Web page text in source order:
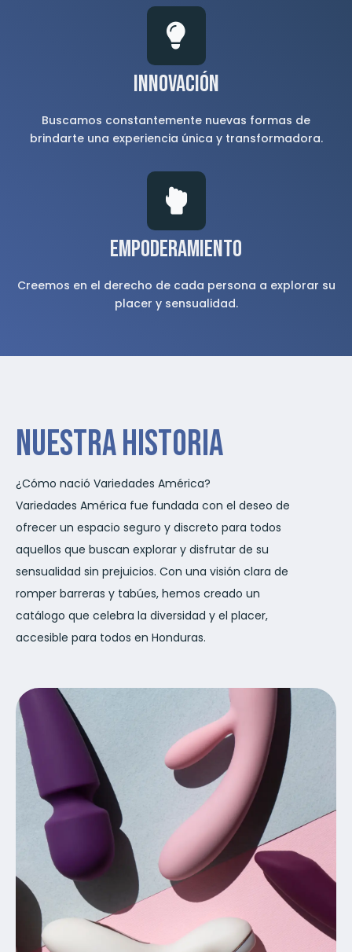
Innovación
Buscamos constantemente nuevas formas de
brindarte una experiencia única y transformadora.
Empoderamiento
Creemos en el derecho de cada persona a explorar su
placer y sensualidad.
Nuestra Historia
¿Cómo nació Variedades América?
Variedades América fue fundada con el deseo de
ofrecer un espacio seguro y discreto para todos
aquellos que buscan explorar y disfrutar de su
sensualidad sin prejuicios. Con una visión clara de
romper barreras y tabúes, hemos creado un
catálogo que celebra la diversidad y el placer,
accesible para todos en Honduras.